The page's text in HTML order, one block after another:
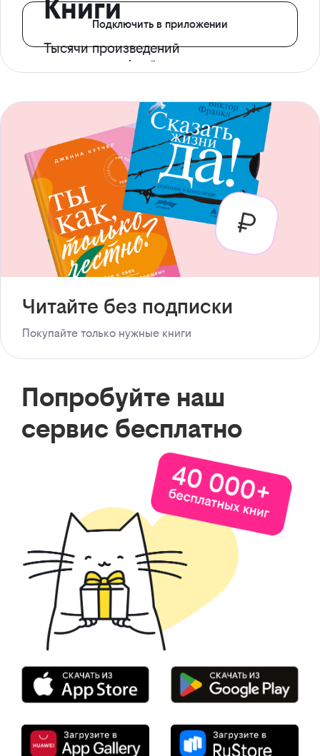
Книги
Тысячи произведений
с доступом офлайн
Подключить в приложении
Читайте без подписки
Покупайте только нужные книги
Попробуйте наш
сервис бесплатно